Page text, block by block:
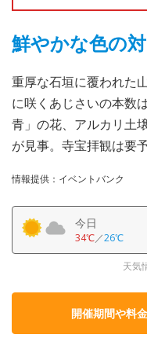
鮮やかな色の
重厚な石垣に覆われた
に咲くあじさいの本数
青」の花、アルカリ土
が見事。寺宝拝観は要予
情報提供：イベントバンク
今日
34℃／26℃
天気
開催期間や料